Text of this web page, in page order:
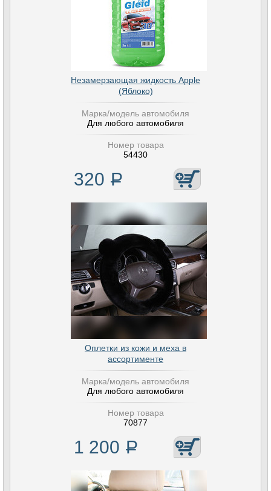
Незамерзающая жидкость Apple
(Яблоко)
Марка/модель автомобиля
Для любого автомобиля
Номер товара
54430
320 Р
Оплетки из кожи и меха в
ассортименте
Марка/модель автомобиля
Для любого автомобиля
Номер товара
70877
1 200 Р